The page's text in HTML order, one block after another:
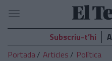
El
Temps
Navegació
Subscriu-t’hi
Portada
Articles Política